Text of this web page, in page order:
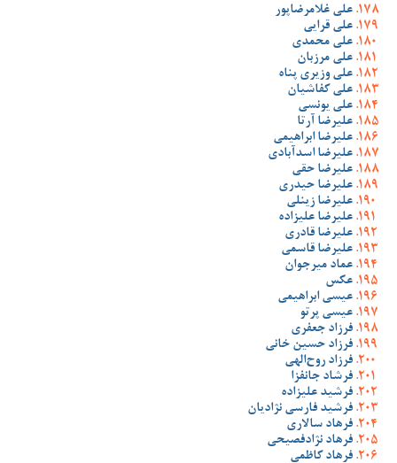
علی غلامرضاپور
علی قرایی
علی محمدی
علی مرزبان
علی وزیری پناه
علی کفاشیان
علی یونسی
علیرضا آرتا
علیرضا ابراهیمی
علیرضا اسدآبادی
علیرضا حقی
علیرضا حیدری
علیرضا زینلی
علیرضا علیزاده
علیرضا قادری
علیرضا قاسمی
عماد میرجوان
عکس
عیسی ابراهیمی
عیسی پرتو
فرزاد جعفری
فرزاد حسین خانی
فرزاد روح‌الهی
فرشاد جانفزا
فرشید علیزاده
فرشید فارسی نژادیان
فرهاد سالاری
فرهاد نژادفصیحی
فرهاد کاظمی